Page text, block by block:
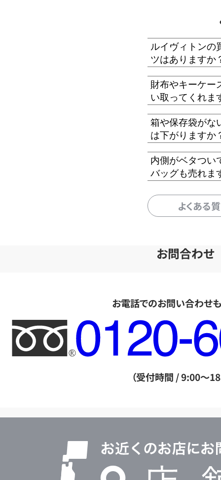
ルイヴィトンの
ツはありますか
財布やキーケー
い取ってくれま
箱や保存袋がな
は下がりますか
内側がベタつい
バッグも売れま
よくある
お問合わせ
お電話でのお問い合わせ
フ
リ
ー
ル
（受付時間 / 9:00～